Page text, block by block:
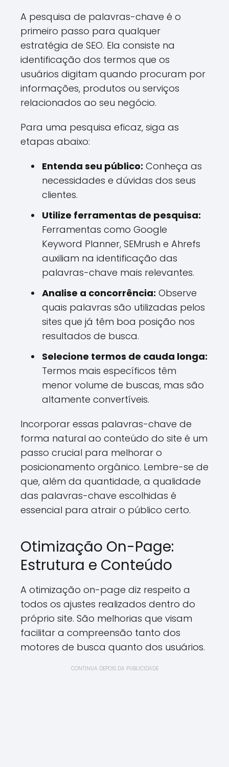
A pesquisa de palavras-chave é o
primeiro passo para qualquer
estratégia de SEO. Ela consiste na
identificação dos termos que os
usuários digitam quando procuram por
informações, produtos ou serviços
relacionados ao seu negócio.
Para uma pesquisa eficaz, siga as
etapas abaixo:
Entenda seu público: Conheça as
necessidades e dúvidas dos seus
clientes.
Utilize ferramentas de pesquisa:
Ferramentas como Google
Keyword Planner, SEMrush e Ahrefs
auxiliam na identificação das
palavras-chave mais relevantes.
Analise a concorrência: Observe
quais palavras são utilizadas pelos
sites que já têm boa posição nos
resultados de busca.
Selecione termos de cauda longa:
Termos mais específicos têm
menor volume de buscas, mas são
altamente convertíveis.
Incorporar essas palavras-chave de
forma natural ao conteúdo do site é um
passo crucial para melhorar o
posicionamento orgânico. Lembre-se de
que, além da quantidade, a qualidade
das palavras-chave escolhidas é
essencial para atrair o público certo.
Otimização On-Page:
Estrutura e Conteúdo
A otimização on-page diz respeito a
todos os ajustes realizados dentro do
próprio site. São melhorias que visam
facilitar a compreensão tanto dos
motores de busca quanto dos usuários.
CONTINUA DEPOIS DA PUBLICIDADE